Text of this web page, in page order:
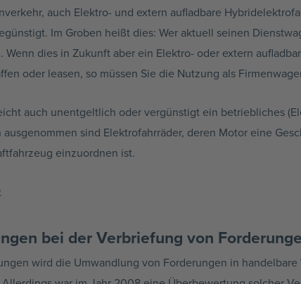
auch Elektro- und extern aufladbare
Im Groben heißt dies: Wer aktuell seinen
dies in Zukunft aber ein Elektro- oder extern
oder leasen, so müssen Sie die Nutzung als
auch unentgeltlich oder vergünstigt ein betriebliches
sind Elektrofahrräder, deren Motor eine
einzuordnen ist.
bei der Verbriefung von
wird die Umwandlung von Forderungen in